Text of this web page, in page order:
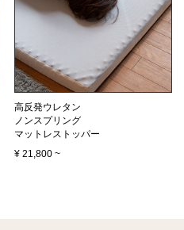
高反発ウレタン
ノンスプリング
マットレストッパー
¥ 21,800 ~